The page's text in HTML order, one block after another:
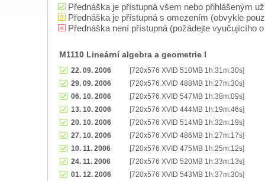
Přednáška je přístupná všem nebo přihlášeným
Přednáška je přístupná s omezením (obvykle
Přednáška není přístupná (požádejte vyučujícího
M1110 Lineární algebra a geometrie I
22. 09. 2006
[720x576 XVID 510MB 1h:31m:30s]
29. 09. 2006
[720x576 XVID 488MB 1h:27m:30s]
06. 10. 2006
[720x576 XVID 547MB 1h:38m:09s]
13. 10. 2006
[720x576 XVID 444MB 1h:19m:46s]
20. 10. 2006
[720x576 XVID 514MB 1h:32m:19s]
27. 10. 2006
[720x576 XVID 486MB 1h:27m:17s]
10. 11. 2006
[720x576 XVID 475MB 1h:25m:12s]
24. 11. 2006
[720x576 XVID 520MB 1h:33m:13s]
01. 12. 2006
[720x576 XVID 543MB 1h:37m:30s]